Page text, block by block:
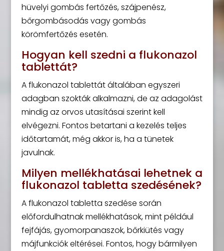
hüvelyi gombás fertőzés, szájpenész,
bőrgombásodás vagy gombás
körömfertőzés esetén.
Hogyan kell szedni a flukonazol
tablettát?
A flukonazol tablettát általában egyszeri
adagban szokták alkalmazni, de az adagolást
mindig az orvos utasításai szerint kell
elvégezni. Fontos betartani a kezelés teljes
időtartamát, még akkor is, ha a tünetek
javulnak.
Milyen mellékhatásai lehetnek a
flukonazol tabletta szedésének?
A flukonazol tabletta szedése során
előfordulhatnak mellékhatások, mint például
fejfájás, gyomorpanaszok, bőrkiütés vagy
májfunkciók eltérései. Fontos, hogy bármilyen